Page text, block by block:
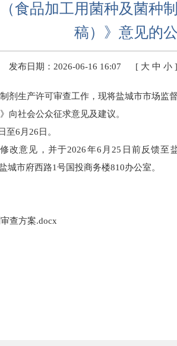
食品加工用菌种及菌种
稿）》意见的
发布日期：2026-06-16 16:07 [ 大 中 小 ]
剂生产许可审查工作，现将盐城市市场监
向社会公众征求意见及建议。
至6月26日。
改意见，并于2026年6月25日前反馈至
城市府西路1号国投商务楼810办公室。
查方案.docx